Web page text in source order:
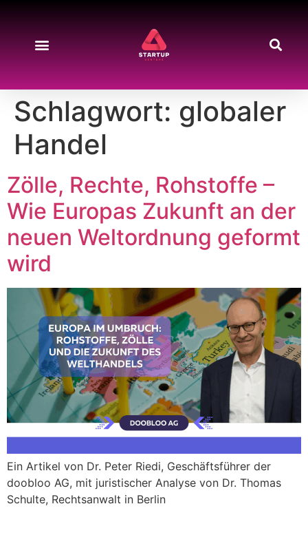
Schlagwort: globaler
Handel
Zölle, Rechte, Rohstoffe –
Wie Europas Zukunft an der
neuen Weltordnung geformt
wird
Ein Artikel von Dr. Peter Riedi, Geschäftsführer der
doobloo AG, mit juristischer Analyse von Dr. Thomas
Schulte, Rechtsanwalt in Berlin